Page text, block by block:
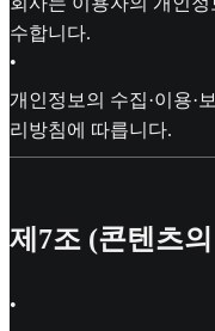
수합니다.
•
개인정보의 수집·이용·
리방침에 따릅니다.
제7조 (콘텐츠
•